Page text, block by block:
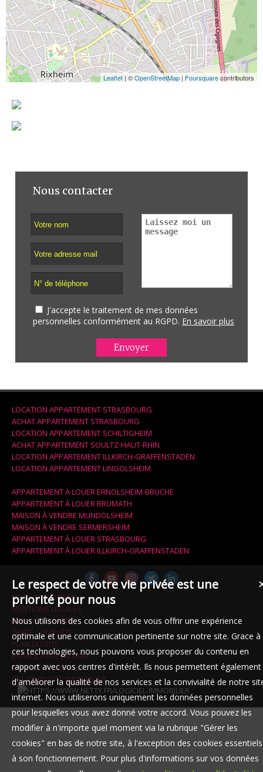
Leaflet | ©OpenStreetMap|Foursquarecontributors
Nous contacter
J'accepte le traitement de mes données
personnelles conformément au RGPD. En savoir plus
LOCATION APPARTEMENT STRASBOURG
ACHAT APPARTEMENT STRASBOURG
LOCATION APPARTEMENT SCHILTIGHEIM
ACHAT APPARTEMENT SOULTZ-HAUT-RHIN
LOCATION APPARTEMENT ILLKIRCH-GRAFFENSTADEN
LOCATION APPARTEMENT LINGOLSHEIM
APPARTEMENT À LOUER ERNOLSHEIM-BRUCHE
APPARTEMENT À LOUER BRUMATH
MAISON À VENDRE MUNDOLSHEIM
MAISON À VENDRE SERMERSHEIM
APPARTEMENT À LOUER STRASBOURG
APPARTEMENT À LOUER ILLKIRCH-GRAFFENSTADEN
NOS HONORAIRES
MENTIONS LÉGALES
NOS HONORAIRES
OFFRE COMPLÈTE
PLAN DU SITE
ESPACE PROPRIÉTAIRE
GÉRER LES COOKIES
CRÉATION SITE IMMOBILIER
Le respect de votre vie privée est une
priorité pour nous
Nous utilisons des cookies afin de vous offrir une expérience
optimale et une communication pertinente sur notre site. Grace à
ces technologies, nous pouvons vous proposer du contenu en
rapport avec vos centres d'intérêt. Ils nous permettent également
d'améliorer la qualité de nos services et la convivialité de notre
internet. Nous utiliserons uniquement les données personnelles
pour lesquelles vous avez donné votre accord. Vous pouvez les
modifier à n'importe quel moment via la rubrique "Gérer les
cookies" en bas de notre site, à l'exception des cookies essentiels
à son fonctionnement. Pour plus d'informations sur vos données